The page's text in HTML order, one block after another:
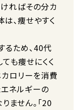
ればその分カ
、痩せやすく
ため、40代
も痩せにくく
ロリーを消費
ネルギーの
ません。「20